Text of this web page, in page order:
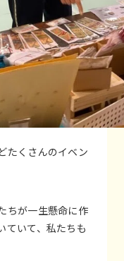
たくさんのイベン
ちが一生懸命に作
ていて、私たちも